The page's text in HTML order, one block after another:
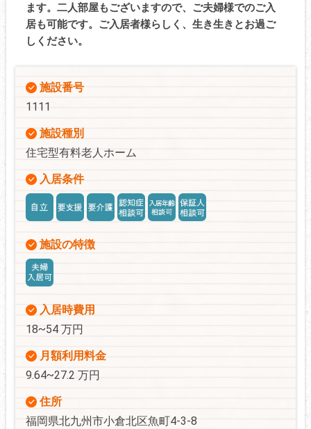
ます。二人部屋もございますので、ご夫婦様でのご入
居も可能です。ご入居者様らしく、生き生きとお過ご
しください。
施設番号
1111
施設種別
住宅型有料老人ホーム
入居条件
施設の特徴
入居時費用
18~54 万円
月額利用料金
9.64~27.2 万円
住所
福岡県北九州市小倉北区魚町4-3-8